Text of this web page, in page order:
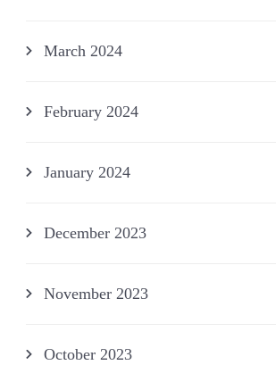
March 2024
February 2024
January 2024
December 2023
November 2023
October 2023